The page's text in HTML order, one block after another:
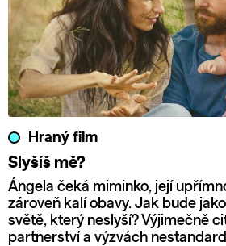
Hraný film
Slyšíš mě?
Ángela čeká miminko, její
zároveň kalí obavy. Jak bude
světě, který neslyší? Výjimečně
partnerství a výzvách